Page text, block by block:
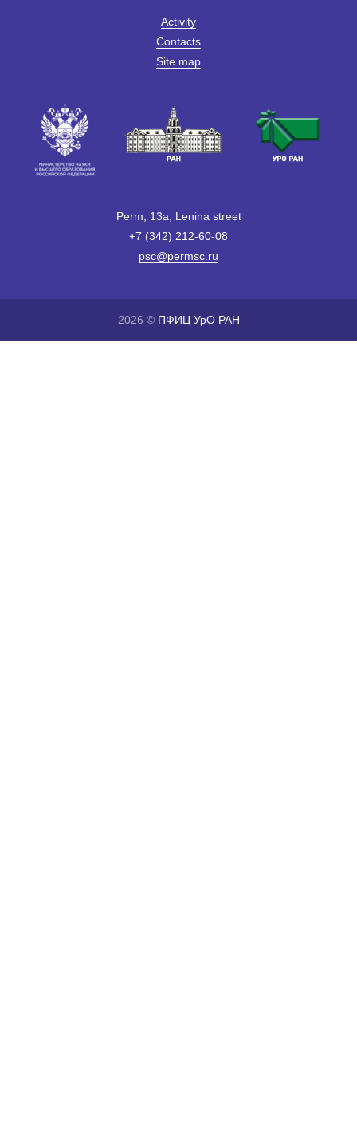
Activity
Contacts
Site map
Perm, 13a, Lenina street
+7 (342) 212-60-08
psc@permsc.ru
2026 © ПФИЦ УрО РАН